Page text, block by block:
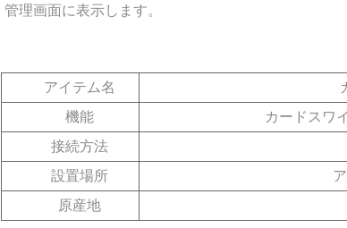
管理画面に表示します。
アイテム名
機能
カードスワ
接続方法
設置場所
原産地